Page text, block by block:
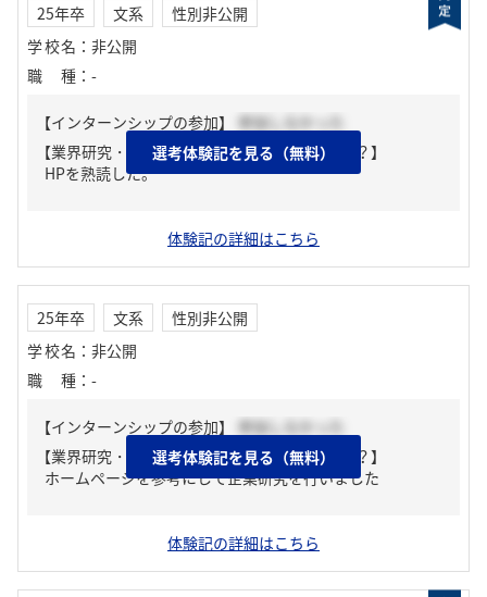
25年卒 文系
性別非公開
学校名 ： 非公開
職種 ： -
【インターンシップの参加】
参加しなかった
【業界研究・企業研究はどんな風にしましたか？】
HPを熟読した。
選考体験記を見る（無料）
体験記の詳細はこちら
25年卒 文系
性別非公開
学校名 ： 非公開
職種 ： -
【インターンシップの参加】
参加しなかった
【業界研究・企業研究はどんな風にしましたか？】
ホームページを参考にして企業研究を行いました
選考体験記を見る（無料）
体験記の詳細はこちら